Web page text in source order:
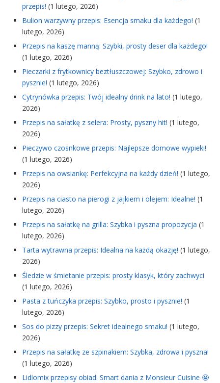
przepis! (1 lutego, 2026)
Bulion warzywny przepis: Esencja smaku dla każdego! (1
lutego, 2026)
Przepis na kaszę manną: Szybki, prosty deser dla każdego!
(1 lutego, 2026)
Pieczarki z frytkownicy beztłuszczowej: Szybko, zdrowo i
pysznie! (1 lutego, 2026)
Cytrynówka przepis: Twój idealny drink na lato! (1 lutego,
2026)
Przepis na sałatkę z selera: Prosty, pyszny hit! (1 lutego,
2026)
Pieczywo czosnkowe przepis: Najlepsze domowe wypieki!
(1 lutego, 2026)
Przepis na owsiankę: Perfekcyjna na każdy dzień! (1 lutego,
2026)
Przepis na ciasto na pierogi z jajkiem i olejem: Idealne! (1
lutego, 2026)
Przepis na sałatkę na grilla: Szybka i pyszna propozycja (1
lutego, 2026)
Tarta wytrawna przepis: Idealna na każdą okazję! (1 lutego,
2026)
Śledzie w śmietanie przepis: prosty klasyk, który zachwyci
(1 lutego, 2026)
Pasta z tuńczyka przepis: Szybko, prosto i pysznie! (1
lutego, 2026)
Sos do pizzy przepis: Sekret idealnego smaku! (1 lutego,
2026)
Przepis na sałatkę ze szpinakiem: Szybka, zdrowa i pyszna!
(1 lutego, 2026)
Lidlomix przepisy obiad: Smart dania z Monsieur Cuisine 🤩